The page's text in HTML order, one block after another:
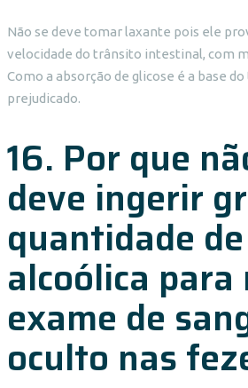
Não se deve tomar laxante pois ele
velocidade do trânsito intestinal, com
Como a absorção de glicose é a base
prejudicado.
16. Por que
deve ingerir
quantidade
alcoólica
exame de
oculto nas